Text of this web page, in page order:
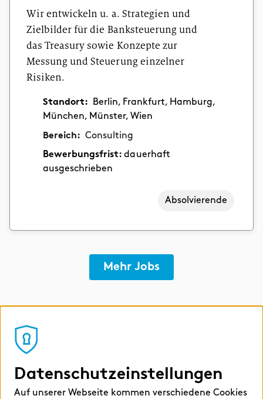
Wir entwickeln u. a. Strategien und
Zielbilder für die Banksteuerung und
das Treasury sowie Konzepte zur
Messung und Steuerung einzelner
Risiken.
Standort:
Berlin, Frankfurt, Hamburg,
München, Münster, Wien
Bereich: Consulting
Bewerbungsfrist:dauerhaft
ausgeschrieben
Absolvierende
Mehr Jobs
Datenschutzeinstellungen
Auf unserer Webseite kommen verschiedene Cookies